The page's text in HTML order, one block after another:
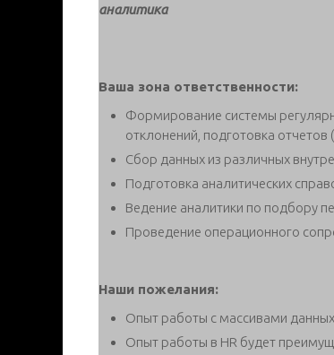
аналитика
Ваша зона ответственности:
Формирование системы
отклонений, подготовка отчетов
Сбор данных из различных
Подготовка аналитических
Ведение аналитики по подбору
Проведение операционного
Наши пожелания:
Опыт работы с массивами данных
Опыт работы в HR будет